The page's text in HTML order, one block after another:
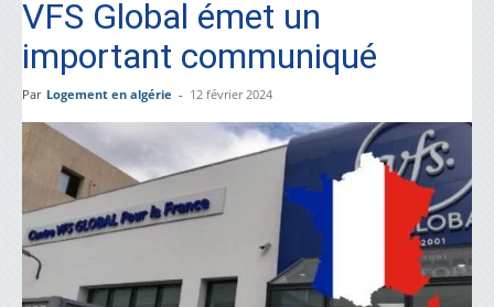
VFS Global émet un
important communiqué
Par Logement en algérie - 12 février 2024